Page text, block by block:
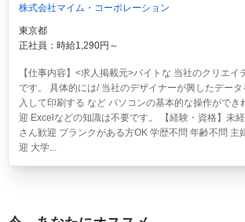
株式会社マイム・コーポレーション
東京都
正社員：時給1,290円～
【仕事内容】<求人掲載元>バイトな 当社のクリエイ
です。 具体的には/ 当社のデザイナーが興したデー
入して印刷する など パソコンの基本的な操作ができ
迎 Excelなどの知識は不要です。 【経験・資格】未
さん歓迎 ブランクがある方OK 学歴不問 年齢不問 主
迎 大学...